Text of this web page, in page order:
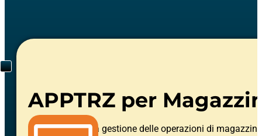
APPTRZ per
Applicativo per la gestione delle operazioni di